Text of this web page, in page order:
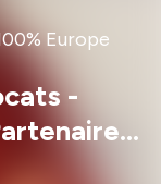
Europe
-